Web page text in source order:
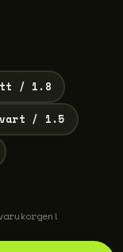
/ 1.8
/ 1.5